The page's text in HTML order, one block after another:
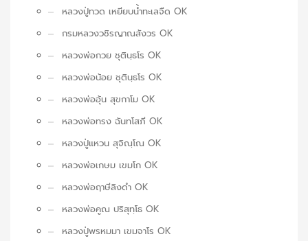
หลวงปู่ทวด เหยียบน้ำทะเลจืด OK
กรมหลวงวชิรญาณสังวร OK
หลวงพ่อกวย ชุตินฺธโร OK
หลวงพ่อน้อย ชุตินฺธโร OK
หลวงพ่ออุ้น สุขกาโม OK
หลวงพ่อทรง ฉันทโสภี OK
หลวงปู่แหวน สุจิณฺโณ OK
หลวงพ่อเกษม เขมโก OK
หลวงพ่อฤาษีลิงดำ OK
หลวงพ่อคูณ ปริสุทฺโธ OK
หลวงปู่พรหมมา เขมจาโร OK